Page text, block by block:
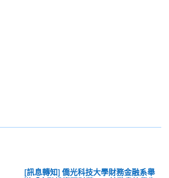
[訊息轉知] 僑光科技大學財務金融系舉